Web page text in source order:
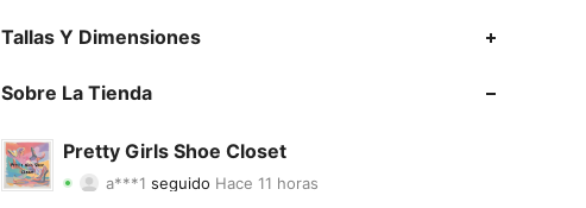
Tallas Y Dimensiones
Sobre La Tienda
Pretty Girls Shoe Closet
a***1
4,85 Calificación 166Artículos 7.2K